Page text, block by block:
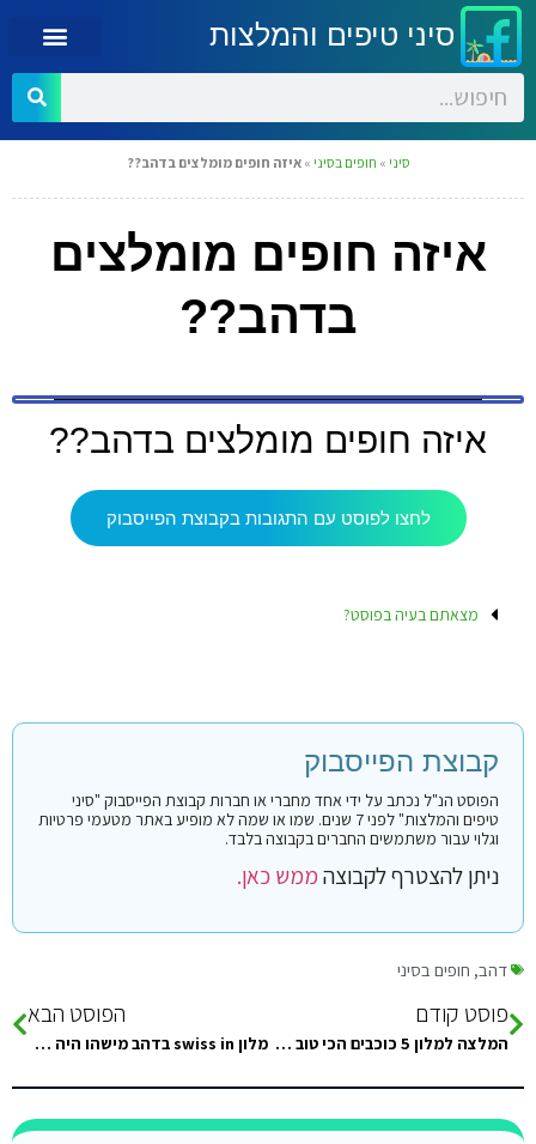
סיני טיפים והמלצות
סיני » חופים בסיני »איזה חופים מומלצים בדהב??
איזה חופים מומלצים
בדהב??
איזה חופים מומלצים בדהב??
לחצו לפוסט עם התגובות בקבוצת הפייסבוק
מצאתם בעיה בפוסט?
קבוצת הפייסבוק
הפוסט הנ"ל נכתב על ידי אחד מחברי או חברות קבוצת הפייסבוק "סיני
טיפים והמלצות" לפני 7 שנים. שמו או שמה לא מופיע באתר מטעמי פרטיות
וגלוי עבור משתמשים החברים בקבוצה בלבד.
ניתן להצטרף לקבוצהממש כאן.
דהב, חופים בסיני
פוסט קודם
המלצה למלון 5 כוכבים הכי טוב שיש בדהב- ארוחת בוקר טובה, מיקום טוב בדהב ומרחק סביר בין החדרים ללובי ולחדר…
הפוסט הבא
מלון swiss in בדהב מישהו היה שם יכול לתת חוות דעת? תודה